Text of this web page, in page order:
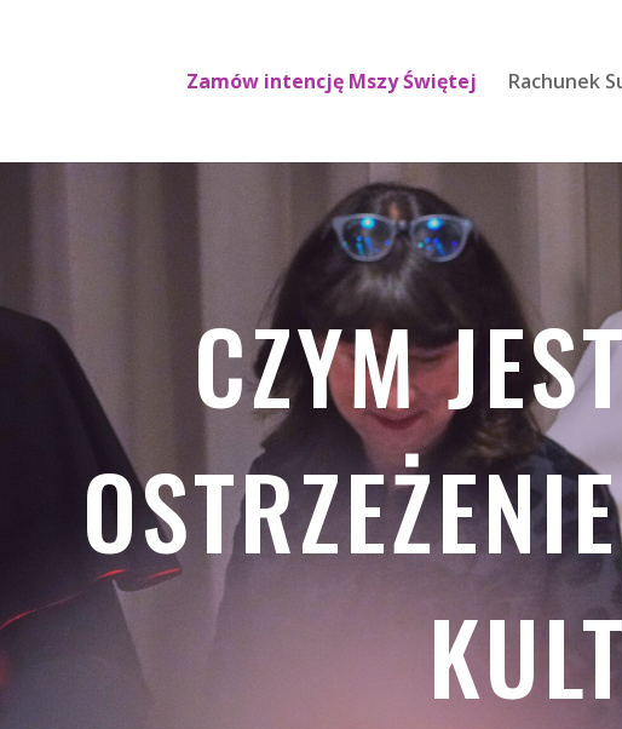
Zamów intencję Mszy Świętej Rachunek
CZYM